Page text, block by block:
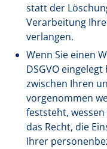
statt der
Verarbeitung
verlangen.
Wenn Sie einen
DSGVO
zwischen Ihren
vorgenommen
feststeht,
das Recht, die
Ihrer